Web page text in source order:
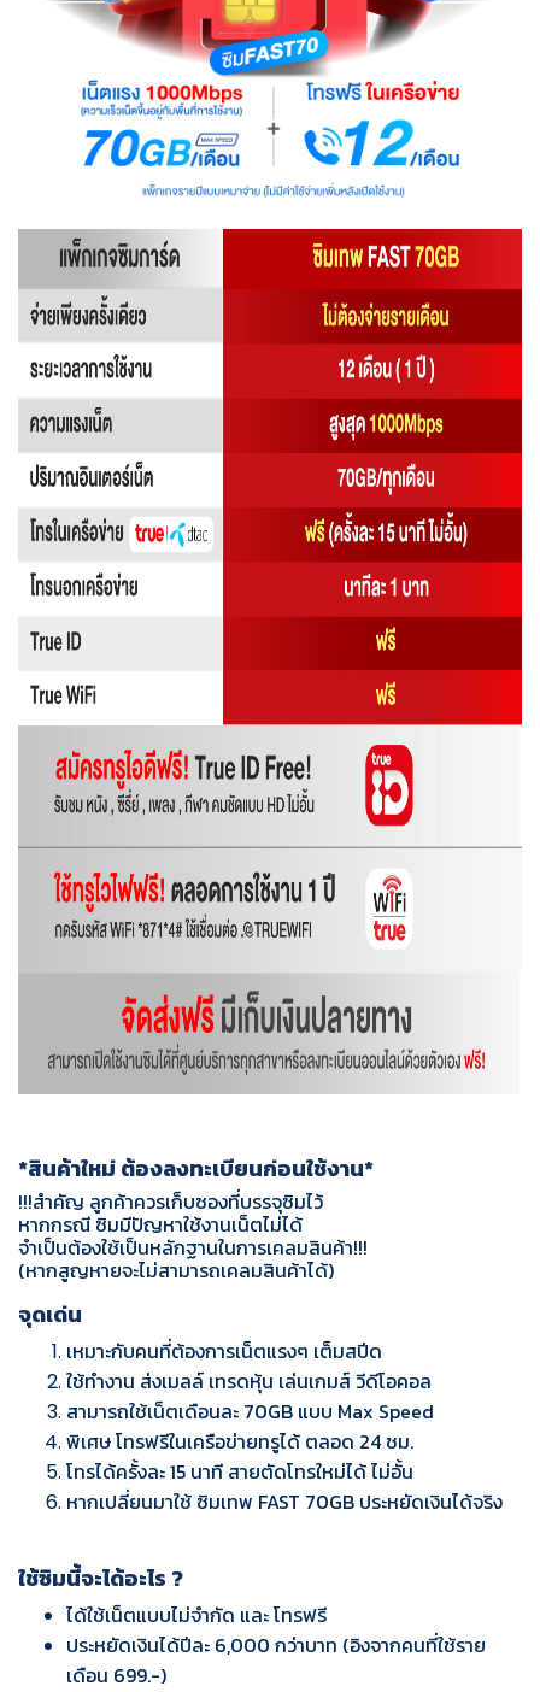
*สินค้าใหม่ ต้องลงทะเบียนก่อนใช้งาน*
!!!สำคัญ ลูกค้าควรเก็บซองที่บรรจุซิมไว้
หากกรณี ซิมมีปัญหาใช้งานเน็ตไม่ได้
จำเป็นต้องใช้เป็นหลักฐานในการเคลมสินค้า!!!
(หากสูญหายจะไม่สามารถเคลมสินค้าได้)
จุดเด่น
เหมาะกับคนที่ต้องการเน็ตแรงๆ เต็มสปีด
ใช้ทำงาน ส่งเมลล์ เทรดหุ้น เล่นเกมส์ วีดีโอคอล
สามารถใช้เน็ตเดือนละ 70GB แบบ Max Speed
พิเศษ โทรฟรีในเครือข่ายทรูได้ ตลอด 24 ชม.
โทรได้ครั้งละ 15 นาที สายตัดโทรใหม่ได้ ไม่อั้น
หากเปลี่ยนมาใช้ ซิมเทพ FAST 70GB ประหยัดเงินได้จริง
ใช้ซิมนี้จะได้อะไร ?
ได้ใช้เน็ตแบบไม่จำกัด และ โทรฟรี
ประหยัดเงินได้ปีละ 6,000 กว่าบาท (อิงจากคนที่ใช้ราย
เดือน 699.-)